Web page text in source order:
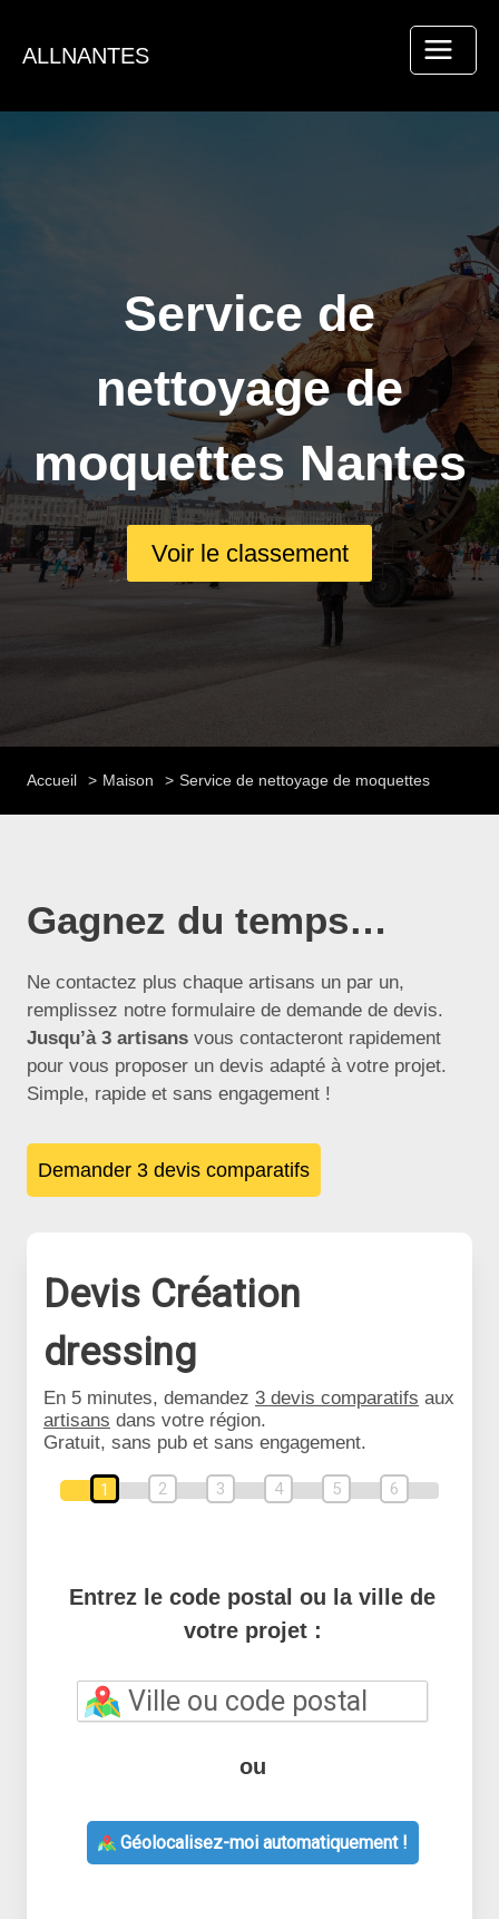
contenu
ALLNANTES
Service de
nettoyage de
moquettes Nantes
Voir le classement
Accueil Maison Service de nettoyage de moquettes
Gagnez du temps…
Ne contactez plus chaque artisans un par un,
remplissez notre formulaire de demande de devis.
Jusqu’à 3 artisans vous contacteront rapidement
pour vous proposer un devis adapté à votre projet.
Simple, rapide et sans engagement !
Demander 3 devis comparatifs
Devis Création
dressing
En 5 minutes, demandez 3 devis comparatifs aux
artisans dans votre région.
Gratuit, sans pub et sans engagement.
1 2 3 4 5 6
Entrez le code postal ou la ville de
votre projet :
ou
Géolocalisez-moi automatiquement !